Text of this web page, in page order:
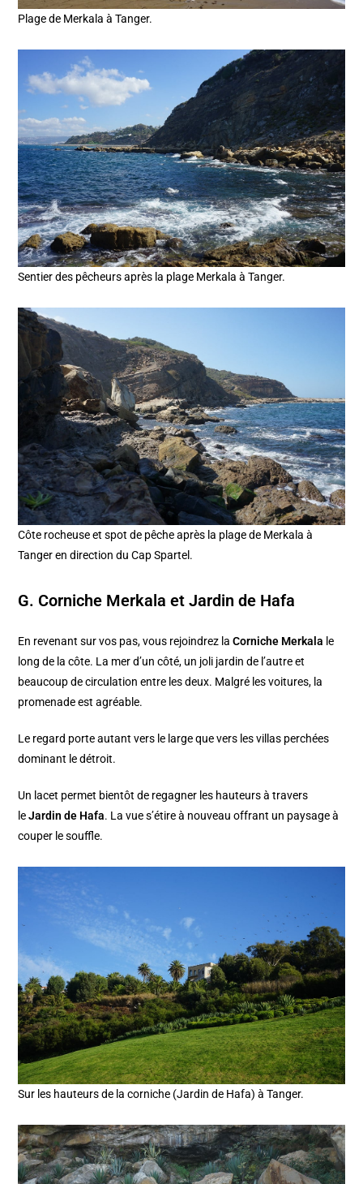
Plage de Merkala à Tanger.
Sentier des pêcheurs après la plage Merkala à Tanger.
Côte rocheuse et spot de pêche après la plage de Merkala à
Tanger en direction du Cap Spartel.
G. Corniche Merkala et Jardin de Hafa
En revenant sur vos pas, vous rejoindrez laCorniche Merkala le
long de la côte. La mer d’un côté, un joli jardin de l’autre et
beaucoup de circulation entre les deux. Malgré les voitures, la
promenade est agréable.
Le regard porte autant vers le large que vers les villas perchées
dominant le détroit.
Un lacet permet bientôt de regagner les hauteurs à travers
leJardin de Hafa. La vue s’étire à nouveau offrant un paysage à
couper le souffle.
Sur les hauteurs de la corniche (Jardin de Hafa) à Tanger.